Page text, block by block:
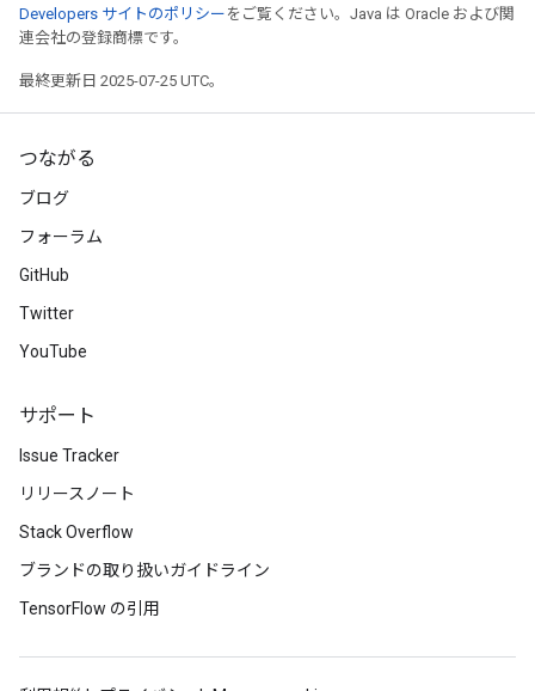
Developers サイトのポリシー をご覧ください。Java は Oracle および関
連会社の登録商標です。
最終更新日 2025-07-25 UTC。
つながる
ブログ
フォーラム
GitHub
Twitter
YouTube
サポート
Issue Tracker
リリースノート
Stack Overflow
ブランドの取り扱いガイドライン
TensorFlow の引用